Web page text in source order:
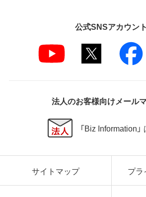
公式SNSアカウント
法人のお客様向けメール
「Biz Information
サイトマップ プラ